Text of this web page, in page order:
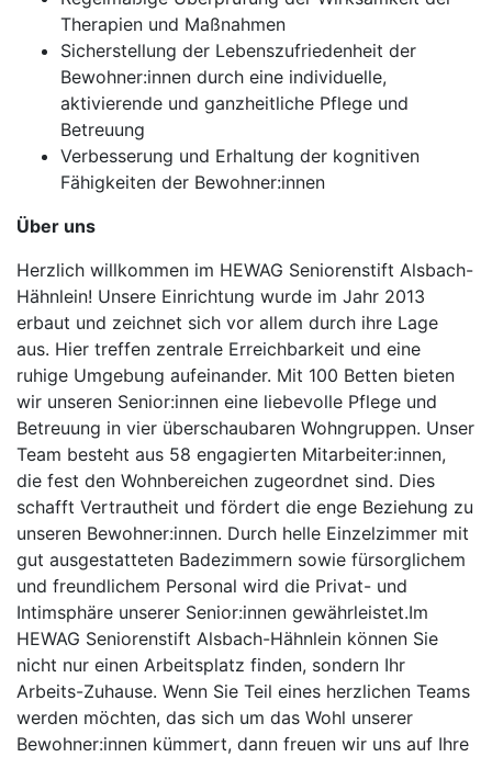
Therapien und Maßnahmen
Sicherstellung der Lebenszufriedenheit der
Bewohner:innen durch eine individuelle,
aktivierende und ganzheitliche Pflege und
Betreuung
Verbesserung und Erhaltung der kognitiven
Fähigkeiten der Bewohner:innen
Über uns
Herzlich willkommen im HEWAG Seniorenstift Alsbach-
Hähnlein! Unsere Einrichtung wurde im Jahr 2013
erbaut und zeichnet sich vor allem durch ihre Lage
aus. Hier treffen zentrale Erreichbarkeit und eine
ruhige Umgebung aufeinander. Mit 100 Betten bieten
wir unseren Senior:innen eine liebevolle Pflege und
Betreuung in vier überschaubaren Wohngruppen. Unser
Team besteht aus 58 engagierten Mitarbeiter:innen,
die fest den Wohnbereichen zugeordnet sind. Dies
schafft Vertrautheit und fördert die enge Beziehung zu
unseren Bewohner:innen. Durch helle Einzelzimmer mit
gut ausgestatteten Badezimmern sowie fürsorglichem
und freundlichem Personal wird die Privat- und
Intimsphäre unserer Senior:innen gewährleistet.Im
HEWAG Seniorenstift Alsbach-Hähnlein können Sie
nicht nur einen Arbeitsplatz finden, sondern Ihr
Arbeits-Zuhause. Wenn Sie Teil eines herzlichen Teams
werden möchten, das sich um das Wohl unserer
Bewohner:innen kümmert, dann freuen wir uns auf Ihre